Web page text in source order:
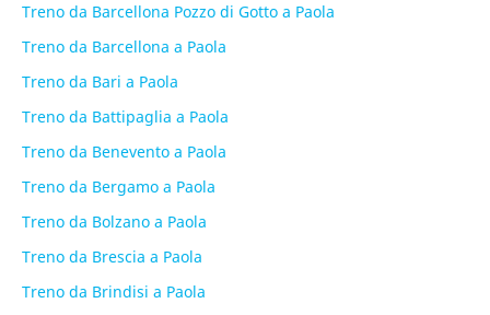
Treno da Barcellona Pozzo di Gotto a Paola
Treno da Barcellona a Paola
Treno da Bari a Paola
Treno da Battipaglia a Paola
Treno da Benevento a Paola
Treno da Bergamo a Paola
Treno da Bolzano a Paola
Treno da Brescia a Paola
Treno da Brindisi a Paola